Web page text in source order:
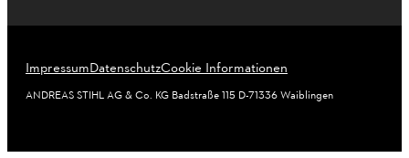
ImpressumDatenschutzCookie Informationen
ANDREAS STIHL AG & Co. KG Badstraße 115 D-71336 Waiblingen